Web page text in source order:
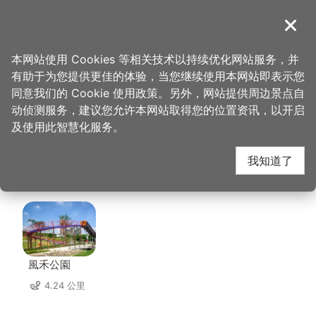
導覽
首页 > 想去的地方 > 美食、购物 > 樱木町和风小馆-大众居酒屋
樱木町和风小馆-大众
居酒屋 周边景点
風禾公園
4.24 公里
关闭
本网站使用 Cookies 等相关技术以持续优化网站服务，并
有助于为您提供更佳的体验，当您继续使用本网站即表示您
同意我们的 Cookie 使用政策。另外，网站提供周边景点自
动侦测服务，建议您允许本网站取得您的位置资讯，以开启
及使用此智慧化服务。
我知道了